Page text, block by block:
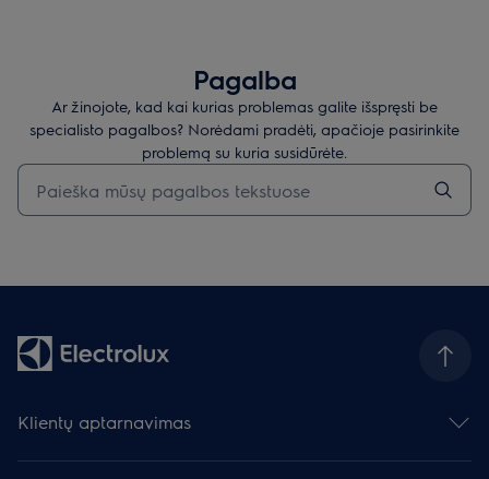
Pagalba
Ar žinojote, kad kai kurias problemas galite išspręsti be
specialisto pagalbos? Norėdami pradėti, apačioje pasirinkite
problemą su kuria susidūrėte.
Įveskite tekstą, jei norite ieškoti pagalbinių straipsnių
Klientų aptarnavimas